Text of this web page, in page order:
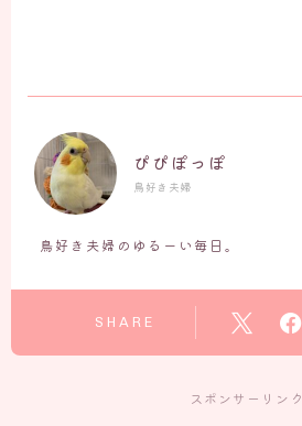
ぴぴぽっぽ
鳥好き夫婦
鳥好き夫婦のゆるーい毎日。
SHARE
スポンサーリンク